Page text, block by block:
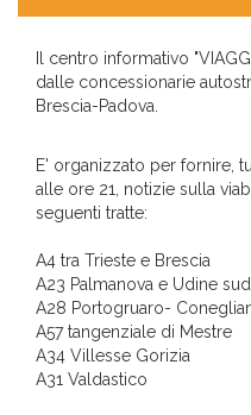
Il centro informativo
dalle concessionarie
Brescia-Padova.
E' organizzato per fornire,
alle ore 21, notizie sulla
seguenti tratte:
A4 tra Trieste e Brescia
A23 Palmanova e Udine sud
A28 Portogruaro-
A57 tangenziale di Mestre
A34 Villesse Gorizia
A31 Valdastico